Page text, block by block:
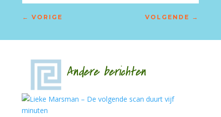
← VORIGE VOLGENDE →
Andere berichten